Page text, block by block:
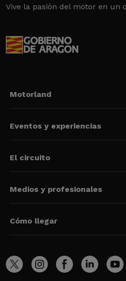
Vive la pasión del motor en un
Motorland
Eventos y experiencias
El circuito
Medios y profesionales
Cómo llegar